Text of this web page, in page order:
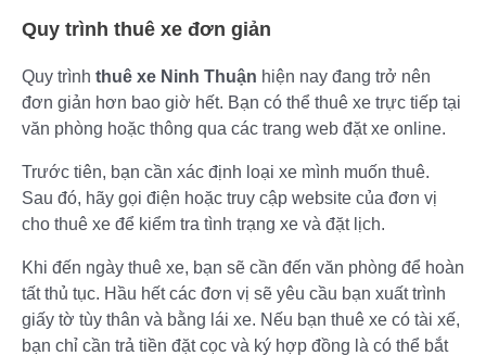
Quy trình thuê xe đơn giản
Quy trình thuê xe Ninh Thuận hiện nay đang trở nên
đơn giản hơn bao giờ hết. Bạn có thể thuê xe trực tiếp tại
văn phòng hoặc thông qua các trang web đặt xe online.
Trước tiên, bạn cần xác định loại xe mình muốn thuê.
Sau đó, hãy gọi điện hoặc truy cập website của đơn vị
cho thuê xe để kiểm tra tình trạng xe và đặt lịch.
Khi đến ngày thuê xe, bạn sẽ cần đến văn phòng để hoàn
tất thủ tục. Hầu hết các đơn vị sẽ yêu cầu bạn xuất trình
giấy tờ tùy thân và bằng lái xe. Nếu bạn thuê xe có tài xế,
bạn chỉ cần trả tiền đặt cọc và ký hợp đồng là có thể bắt